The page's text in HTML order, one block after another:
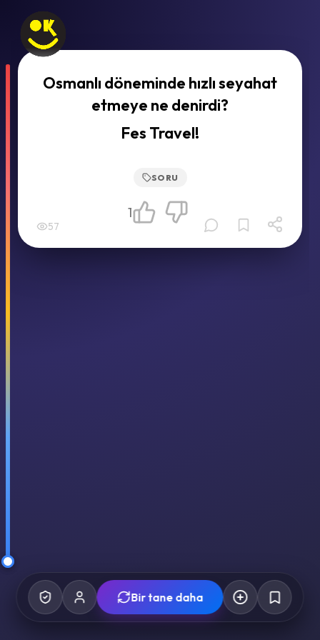
Osmanlı döneminde hızlı seyahat
etmeye ne denirdi?
Fes Travel!
SORU
57
1
Bir tane daha